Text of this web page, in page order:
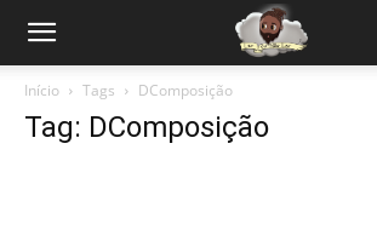
Início Tags DComposição
Tag: DComposição